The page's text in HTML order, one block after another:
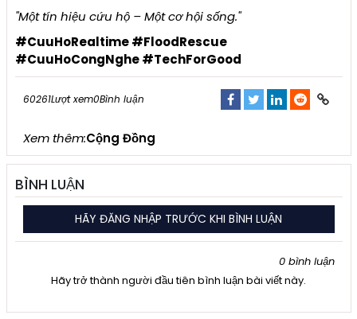
"Một tín hiệu cứu hộ – Một cơ hội sống."
#CuuHoRealtime #FloodRescue
#CuuHoCongNghe #TechForGood
60261Lượt xem0Bình luận
Xem thêm:Cộng Đồng
BÌNH LUẬN
HÃY ĐĂNG NHẬP TRƯỚC KHI BÌNH LUẬN
0bình luận
Hãy trở thành người đầu tiên bình luận bài viết này.